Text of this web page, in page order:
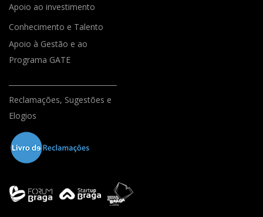
Apoio ao investimento
Conhecimento e Talento
Apoio à Gestão e ao
Programa GATE
Reclamações, Sugestões e
Elogios